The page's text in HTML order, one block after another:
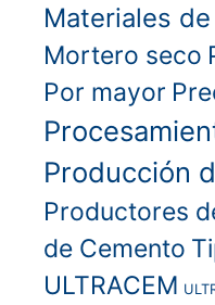
Materiales
Mortero seco
Por mayor
Producción
Productores
de Cemento
ULTRACEM